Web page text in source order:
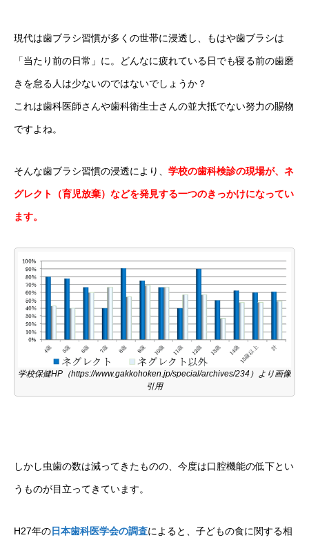
現代は歯ブラシ習慣が多くの世帯に浸透し、もはや歯ブラシは
「当たり前の日常」に。どんなに疲れている日でも寝る前の歯磨
きを怠る人は少ないのではないでしょうか？
これは歯科医師さんや歯科衛生士さんの並大抵でない努力の賜物
ですよね。
そんな歯ブラシ習慣の浸透により、 学校の歯科検診の現場が、ネ
グレクト（育児放棄）などを発見する一つのきっかけになってい
ます。
学校保健HP（https://www.gakkohoken.jp/special/archives/234）より画像
引用
しかし虫歯の数は減ってきたものの、今度は口腔機能の低下とい
うものが目立ってきています。
H27年の日本歯科医学会の調査によると、子どもの食に関する相